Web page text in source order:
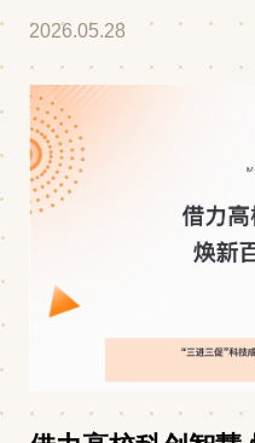
2026.05.28